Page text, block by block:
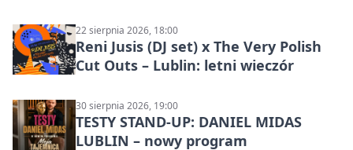
22 sierpnia 2026, 18:00
Reni Jusis (DJ set) x The Very Polish
Cut Outs – Lublin: letni wieczór
30 sierpnia 2026, 19:00
TESTY STAND-UP: DANIEL MIDAS
LUBLIN – nowy program